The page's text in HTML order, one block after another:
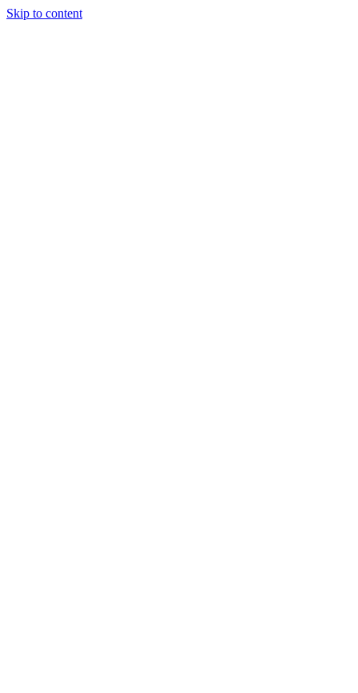
Skip to content